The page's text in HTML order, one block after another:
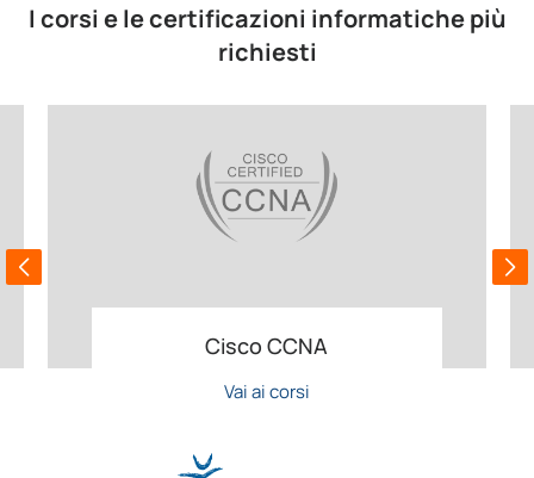
I corsi e le certificazioni informatiche più
richiesti
Cisco CCNA
Vai ai corsi